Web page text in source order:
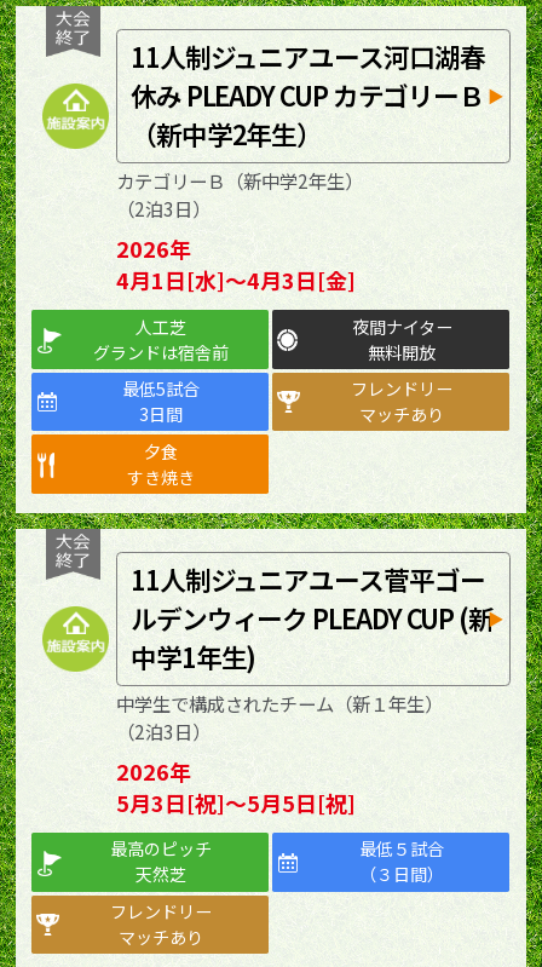
11人制ジュニアユース河口湖春
休み PLEADY CUP カテゴリーＢ
（新中学2年生）
カテゴリーＢ（新中学2年生）
（2泊3日）
2026年
4月1日[水]～4月3日[金]
人工芝
グランドは宿舎前
夜間ナイター
無料開放
最低5試合
3日間
フレンドリー
マッチあり
夕食
すき焼き
11人制ジュニアユース菅平ゴー
ルデンウィーク PLEADY CUP (新
中学1年生)
中学生で構成されたチーム（新１年生）
（2泊3日）
2026年
5月3日[祝]～5月5日[祝]
最高のピッチ
天然芝
最低５試合
（３日間）
フレンドリー
マッチあり